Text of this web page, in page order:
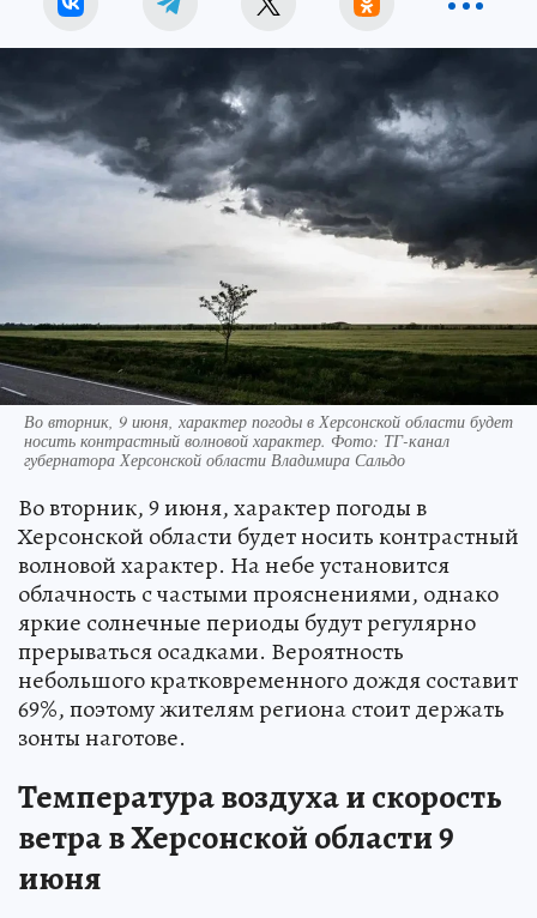
Во вторник, 9 июня, характер погоды в Херсонской области будет
носить контрастный волновой характер. Фото: ТГ-канал
губернатора Херсонской области Владимира Сальдо
Во вторник, 9 июня, характер погоды в
Херсонской области будет носить контрастный
волновой характер. На небе установится
облачность с частыми прояснениями, однако
яркие солнечные периоды будут регулярно
прерываться осадками. Вероятность
небольшого кратковременного дождя составит
69%, поэтому жителям региона стоит держать
зонты наготове.
Температура воздуха и скорость
ветра в Херсонской области 9
июня